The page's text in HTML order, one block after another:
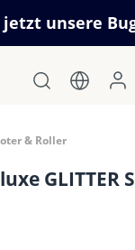
jetzt unsere
& Roller
GLITTER